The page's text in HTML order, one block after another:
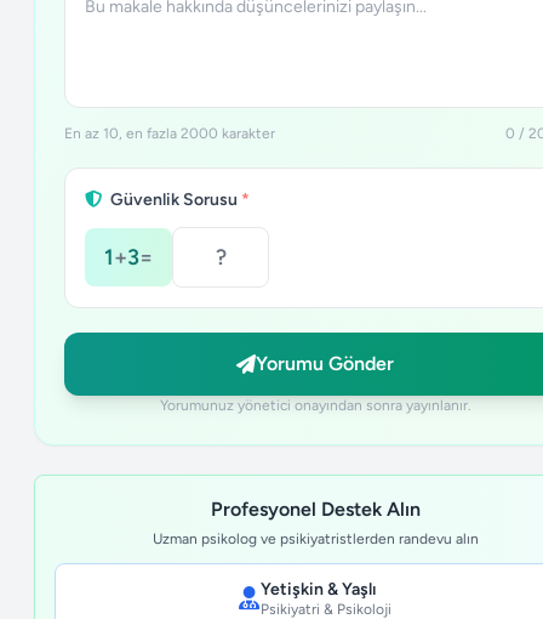
En az 10, en fazla 2000 karakter 0 /
Güvenlik Sorusu *
1+3=
Yorumu Gönder
Yorumunuz yönetici onayından sonra yayınlanır.
Profesyonel Destek Alın
Uzman psikolog ve psikiyatristlerden randevu alın
Yetişkin & Yaşlı
Psikiyatri & Psikoloji